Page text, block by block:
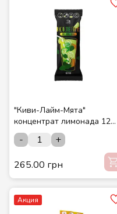
"Киви-Лайм-Мята"
концентрат лимонада 12
шт./шоубокс ТМ СМАКУЙТЕ
-
+
265.00 грн
Акция